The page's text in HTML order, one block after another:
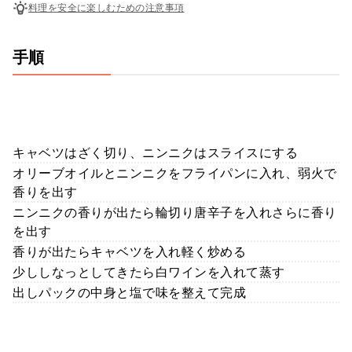
料理を安全に楽しむための注意事項
手順
キャベツはざく切り、ニンニクはスライスにする
オリーブオイルとニンニクをフライパンに入れ、弱火で
香りを出す
ニンニクの香りが出たら輪切り唐辛子を入れさらに香り
を出す
香りが出たらキャベツを入れ軽く炒める
少ししなっとしてきたら白ワインを入れて蒸す
出しパックの中身と塩で味を整えて完成